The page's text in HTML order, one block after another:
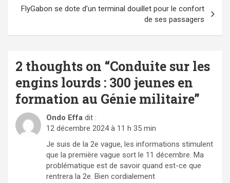
FlyGabon se dote d’un terminal douillet pour le confort
de ses passagers
2 thoughts on “Conduite sur les
engins lourds : 300 jeunes en
formation au Génie militaire”
Ondo Effa dit :
12 décembre 2024 à 11 h 35 min
Je suis de la 2e vague, les informations stimulent
que la première vague sort le 11 décembre. Ma
problématique est de savoir quand est-ce que
rentrera la 2e. Bien cordialement